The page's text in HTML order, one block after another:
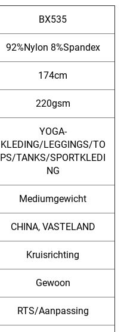
BX535
92%Nylon 8%Spandex
174cm
220gsm
YOGA-
KLEDING/LEGGINGS/TO
PS/TANKS/SPORTKLEDI
NG
Mediumgewicht
CHINA, VASTELAND
Kruisrichting
Gewoon
RTS/Aanpassing